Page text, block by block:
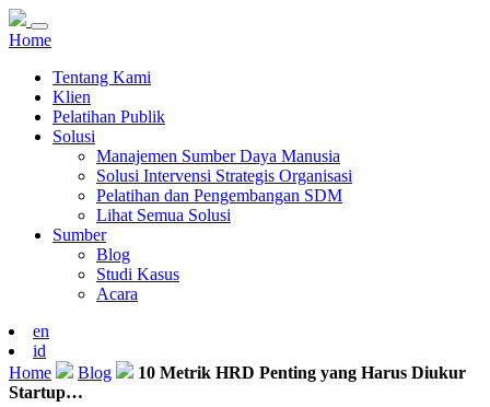
Home
Tentang Kami
Klien
Pelatihan Publik
Solusi
Manajemen Sumber Daya Manusia
Solusi Intervensi Strategis Organisasi
Pelatihan dan Pengembangan SDM
Lihat Semua Solusi
Sumber
Blog
Studi Kasus
Acara
en
id
Home
Blog
10 Metrik HRD Penting yang Harus Diukur
Startup…